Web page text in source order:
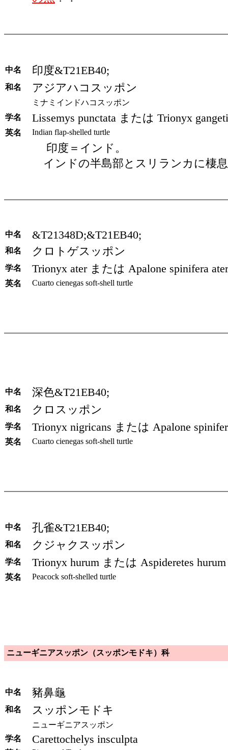
中名 印度&T21EB40;
和名 アジアハコスッポン
ミナミインドハコスッポン
学名
Lissemys punctata または Trionyx
英名 Indian flap-shelled turtle
印度＝インド。
インドの半島部とスリランカに棲
中名 &T21348D;&T21EB40;
和名 クロトゲスッポン
学名 Trionyx ater または Apalone spinifera ater
英名 Cuarto cienegas soft-shell turtle
中名 深色&T21EB40;
和名 クロスッポン
学名 Trionyx nigricans または Apalone
英名 Cuarto cienegas soft-shell turtle
中名 孔雀&T21EB40;
和名 クジャクスッポン
学名 Trionyx hurum または Aspideretes hurum
英名 Peacock soft-shelled turtle
ニューギニアスッポン（スッポンモドキ）科
中名 豬鼻龜
和名 スッポンモドキ
ニューギニアスッポン
学名
Carettochelys insculpta